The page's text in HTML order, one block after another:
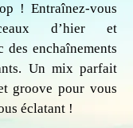
! Entraînez-vous
d’hier et
des enchaînements
Un mix parfait
groove pour vous
éclatant !